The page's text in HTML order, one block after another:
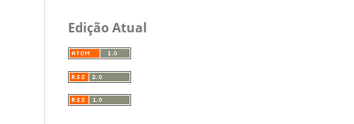
Edição Atual